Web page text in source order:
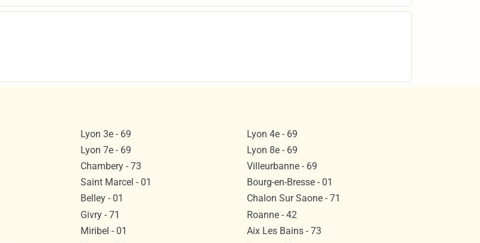
Lyon 3e - 69
Lyon 4e - 69
Lyon 7e - 69
Lyon 8e - 69
Chambery - 73
Villeurbanne - 69
Saint Marcel - 01
Bourg-en-Bresse - 01
Belley - 01
Chalon Sur Saone - 71
Givry - 71
Roanne - 42
Miribel - 01
Aix Les Bains - 73